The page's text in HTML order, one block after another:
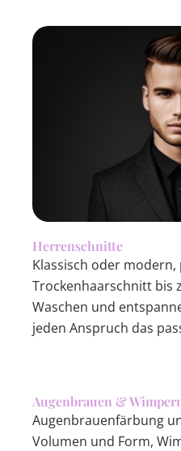
Herrenschnitte
Klassisch oder
Trockenhaarschnitt bis
Waschen und
jeden Anspruch das
Augenbrauen &
Augenbrauenfärbung
Volumen und Form,